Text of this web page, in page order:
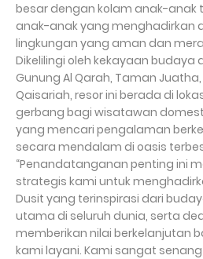
besar dengan kolam anak-anak
anak-anak yang menghadirkan
lingkungan yang aman dan
Dikelilingi oleh kekayaan budaya
Gunung Al Qarah, Taman
Qaisariah, resor ini berada di
gerbang bagi wisatawan
yang mencari pengalaman
secara mendalam di oasis
“Penandatanganan penting ini
strategis kami untuk
Dusit yang terinspirasi dari
utama di seluruh dunia, serta
memberikan nilai berkelanjutan
kami layani. Kami sangat